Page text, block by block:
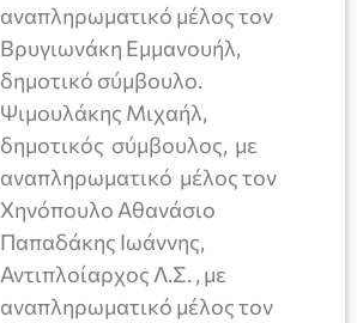
αναπληρωματικό μέλος τον
Βρυγιωνάκη Εμμανουήλ,
δημοτικό σύμβουλο.
Ψιμουλάκης Μιχαήλ,
δημοτικός σύμβουλος, με
αναπληρωματικό μέλος τον
Χηνόπουλο Αθανάσιο
Παπαδάκης Ιωάννης,
Αντιπλοίαρχος Λ.Σ. , με
αναπληρωματικό μέλος τον